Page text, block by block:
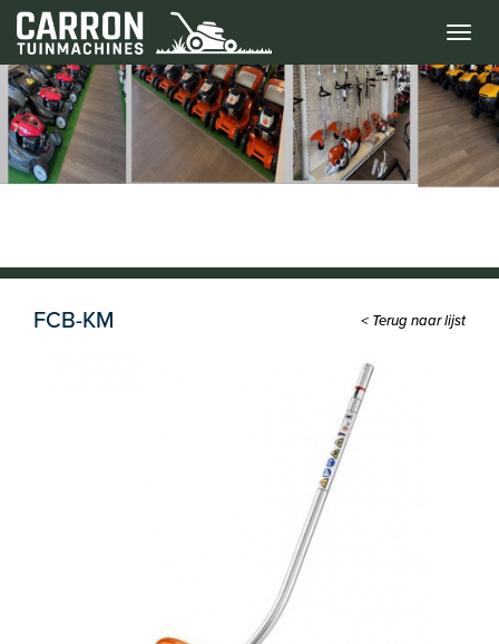
Menu
FCB-KM < Terug naar lijst